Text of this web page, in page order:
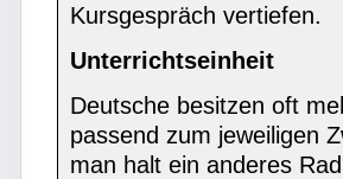
Kursgespräch vertiefen.
Unterrichtseinheit
Deutsche besitzen oft
passend zum jeweiligen
man halt ein anderes